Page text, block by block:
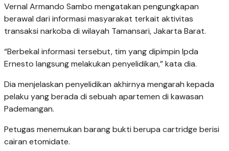
Vernal Armando Sambo mengatakan pengungkapan
berawal dari informasi masyarakat terkait aktivitas
transaksi narkoba di wilayah Tamansari, Jakarta Barat.
“Berbekal informasi tersebut, tim yang dipimpin Ipda
Ernesto langsung melakukan penyelidikan,” kata dia.
Dia menjelaskan penyelidikan akhirnya mengarah kepada
pelaku yang berada di sebuah apartemen di kawasan
Pademangan.
Petugas menemukan barang bukti berupa cartridge berisi
cairan etomidate.